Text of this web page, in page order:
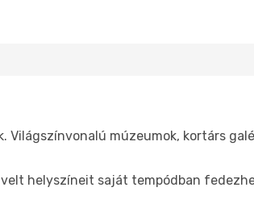
Világszínvonalú múzeumok, kortárs
helyszíneit saját tempódban